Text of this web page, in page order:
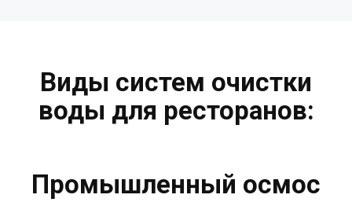
Виды систем очистки
воды для ресторанов:
Промышленный осмос